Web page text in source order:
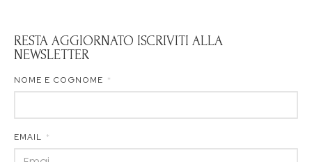
RESTA AGGIORNATO ISCRIVITI ALLA
NEWSLETTER
NOME E COGNOME
EMAIL